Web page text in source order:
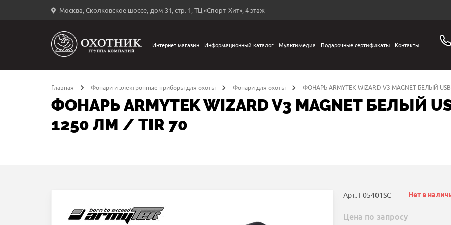
Москва, Сколковское шоссе, дом 31, стр. 1, ТЦ «Спорт-Хит», 4 этаж
←
Интернет магазин Информационный каталог Мультимедиа Подарочные сертификаты Контакты
Главная Фонари и электронные приборы для охоты Фонари для охоты ФОНАРЬ ARMYTEK WIZARD V3 MAGNET БЕЛЫЙ
ФОНАРЬ ARMYTEK WIZARD V3 MAGNET БЕЛЫЙ
1250 ЛМ / TIR 70
Арт.: F05401SC Нет в
Цена по запросу